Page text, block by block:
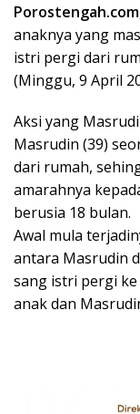
Porostengah.com
anaknya yang
istri pergi dari
(Minggu, 9 April
Aksi yang
Masrudin (39)
dari rumah,
amarahnya
berusia 18 bulan.
Awal mula
antara Masrudin
sang istri pergi
anak dan